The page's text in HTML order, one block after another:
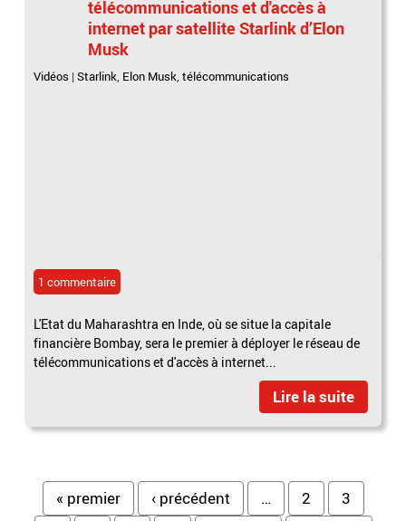
télécommunications et d'accès à
internet par satellite Starlink d’Elon
Musk
Vidéos |Starlink, Elon Musk,télécommunications
1 commentaire
L'Etat du Maharashtra en Inde, où se situe la capitale
financière Bombay, sera le premier à déployer le réseau de
télécommunications et d'accès à internet...
Lire la suite
Pages
« premier ‹ précédent … 2 3